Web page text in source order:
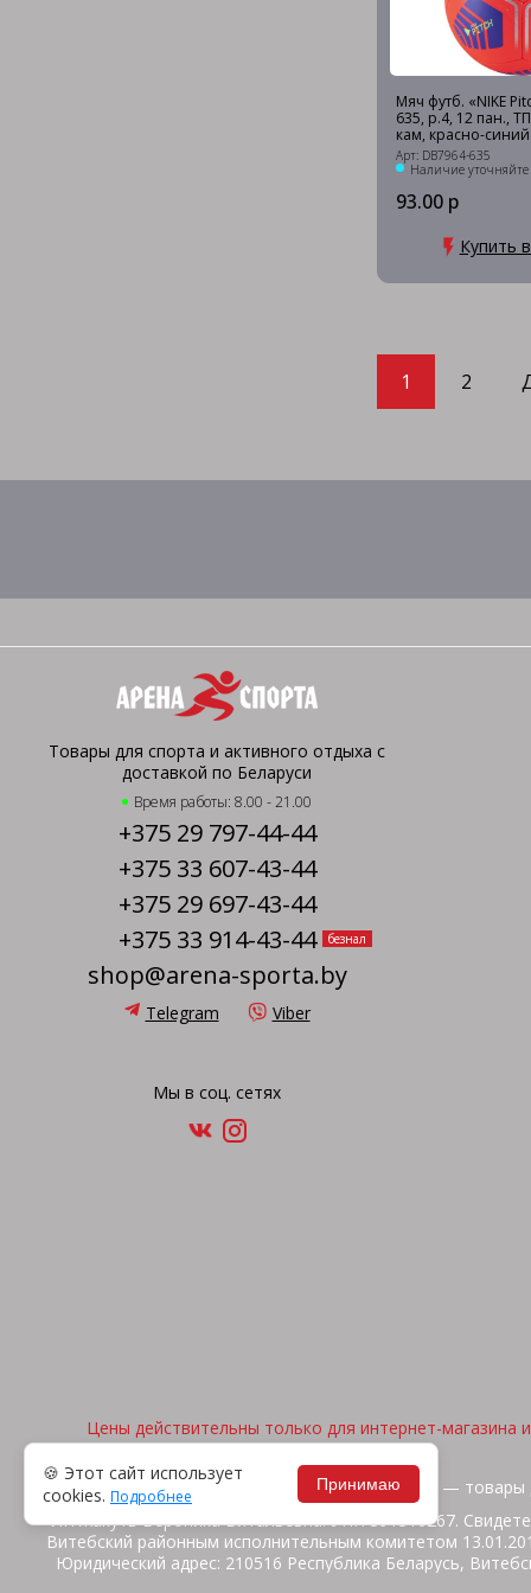
Мяч футб. «NIKE
635, р.4, 12 пан.,
кам, красно-синий
Арт: DB7964-635
Наличие уточняйте
93.00 р
Купить
1 2
Товары для спорта и активного отдыха с
доставкой по Беларуси
Время работы: 8.00 - 21.00
+375 29 797-44-44
+375 33 607-43-44
+375 29 697-43-44
+375 33 914-43-44
безнал
shop@arena-sporta.by
Telegram Viber
Мы в соц. сетях
Цены действительны только для интернет-магазина
2026, © "Арена спорта" — товары
ИП Жакуть Вероника Витальевна. УНП 391316267.
Витебский районным исполнительным комитетом
Юридический адрес: 210516 Республика Беларусь,
🍪 Этот сайт использует
cookies. Подробнее
Принимаю